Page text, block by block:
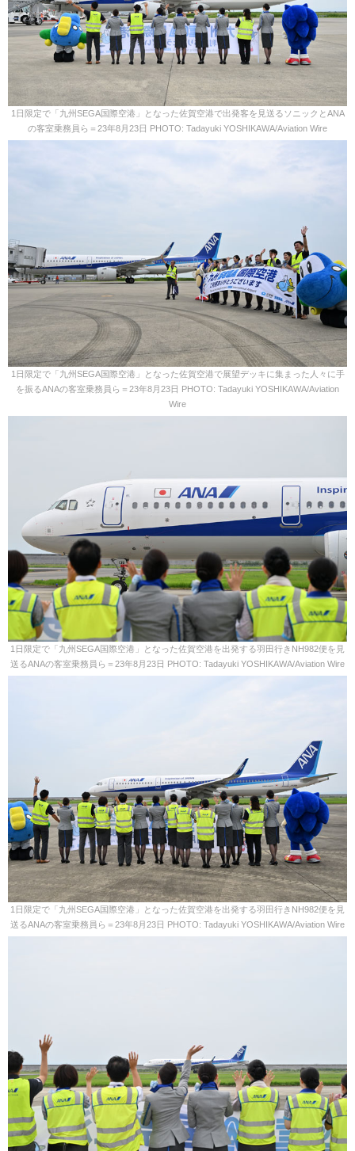
1日限定で「九州SEGA国際空港」となった佐賀空港で出発客を見送るソニックとANA
の客室乗務員ら＝23年8月23日 PHOTO: Tadayuki YOSHIKAWA/Aviation Wire
1日限定で「九州SEGA国際空港」となった佐賀空港で展望デッキに集まった人々に手
を振るANAの客室乗務員ら＝23年8月23日 PHOTO: Tadayuki YOSHIKAWA/Aviation
Wire
1日限定で「九州SEGA国際空港」となった佐賀空港を出発する羽田行きNH982便を見
送るANAの客室乗務員ら＝23年8月23日 PHOTO: Tadayuki YOSHIKAWA/Aviation Wire
1日限定で「九州SEGA国際空港」となった佐賀空港を出発する羽田行きNH982便を見
送るANAの客室乗務員ら＝23年8月23日 PHOTO: Tadayuki YOSHIKAWA/Aviation Wire